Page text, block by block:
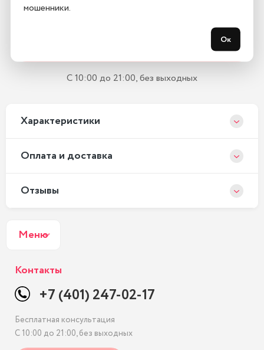
С 10:00 до 21:00, без выходных
Xарактеристики
Оплата и доставка
Отзывы
Меню
Контакты
+7 (401) 247-02-17
Бесплатная консультация
С 10:00 до 21:00, без выходных
мошенники.
Ок